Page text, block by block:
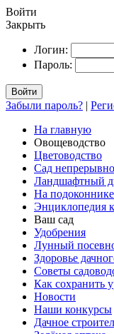
Войти
Закрыть
Логин:
Пароль:
Войти
Забыли пароль? |
На главную
Овощеводство
Цветоводство
Сад
Ландшафтный
На подоконнике
Энциклопедия
Ваш сад
Удобрения
Лунный
Здоровье
Советы
Как сохранить
Новости
Наши конкурсы
Дачное